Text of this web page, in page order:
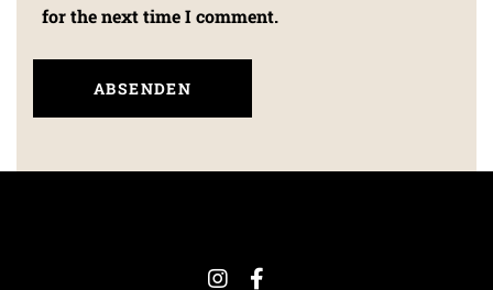
for the next time I comment.